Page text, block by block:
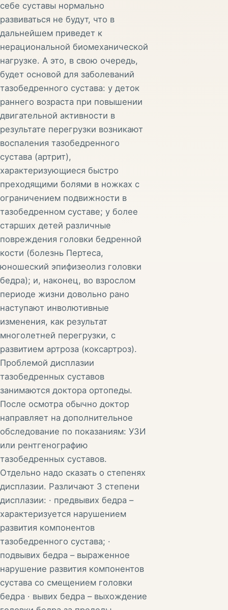
себе суставы нормально
развиваться не будут, что в
дальнейшем приведет к
нерациональной биомеханической
нагрузке. А это, в свою очередь,
будет основой для заболеваний
тазобедренного сустава: у деток
раннего возраста при повышении
двигательной активности в
результате перегрузки возникают
воспаления тазобедренного
сустава (артрит),
характеризующиеся быстро
преходящими болями в ножках с
ограничением подвижности в
тазобедренном суставе; у более
старших детей различные
повреждения головки бедренной
кости (болезнь Пертеса,
юношеский эпифизеолиз головки
бедра); и, наконец, во взрослом
периоде жизни довольно рано
наступают инволютивные
изменения, как результат
многолетней перегрузки, с
развитием артроза (коксартроз).
Проблемой дисплазии
тазобедренных суставов
занимаются доктора ортопеды.
После осмотра обычно доктор
направляет на дополнительное
обследование по показаниям: УЗИ
или рентгенографию
тазобедренных суставов.
Отдельно надо сказать о степенях
дисплазии. Различают 3 степени
дисплазии: · предвывих бедра –
характеризуется нарушением
развития компонентов
тазобедренного сустава; ·
подвывих бедра – выраженное
нарушение развития компонентов
сустава со смещением головки
бедра · вывих бедра – выхождение